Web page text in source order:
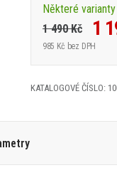
Některé
1 490 Kč
1
985 Kč bez DPH
KATALOGOVÉ ČÍSLO: